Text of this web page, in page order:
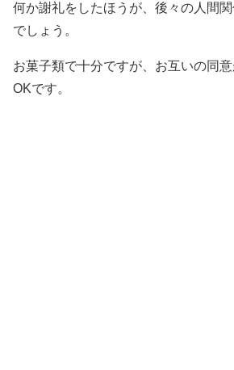
何か謝礼をしたほうが、後々の人間
でしょう。
お菓子類で十分ですが、お互いの同
OKです。